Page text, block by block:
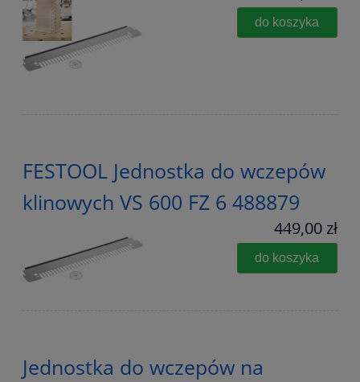
do koszyka
FESTOOL Jednostka do wczepów
klinowych VS 600 FZ 6 488879
449,00 zł
do koszyka
Jednostka do wczepów na